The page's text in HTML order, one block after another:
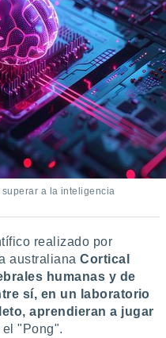
a la inteligencia
realizado por
australianaCortical
humanas y de
sí, en un laboratorio
aprendieran a jugar
el "Pong".